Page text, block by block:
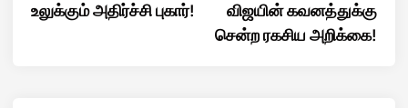
உலுக்கும் அதிர்ச்சி புகார்!
விஜயின் கவனத்துக்கு
சென்ற ரகசிய அறிக்கை!